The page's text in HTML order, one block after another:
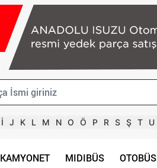
İ J K L M N O Ö P R S Ş T U
KAMYONET MIDIBÜS OTOBÜS